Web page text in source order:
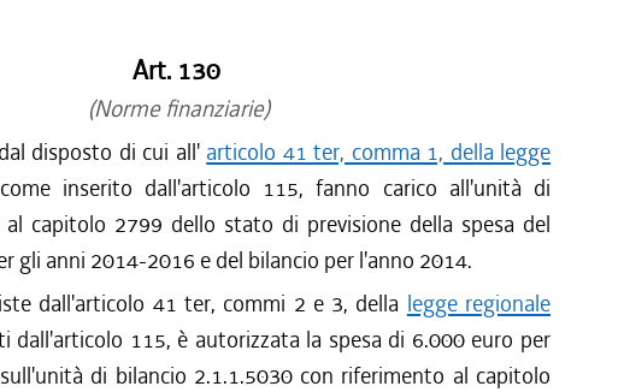
Art. 130
(Norme finanziarie)
disposto di cui all' articolo 41 ter, comma 1, della legge
inserito dall'articolo 115, fanno carico all'unità di
al capitolo 2799 dello stato di previsione della spesa del
gli anni 2014-2016 e del bilancio per l'anno 2014.
dall'articolo 41 ter, commi 2 e 3, della legge regionale
dall'articolo 115, è autorizzata la spesa di 6.000 euro per
di bilancio 2.1.1.5030 con riferimento al capitolo